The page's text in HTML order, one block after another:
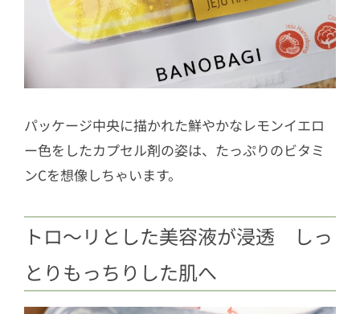
パッケージ中央に描かれた鮮やかなレモンイエロ
ー色をしたカプセル剤の姿は、たっぷりのビタミ
ンCを想像しちゃいます。
トロ～リとした美容液が浸透 しっ
とりもっちりした肌へ